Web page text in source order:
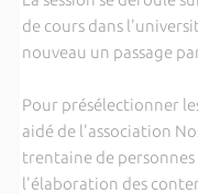
de cours dans
nouveau un passage
Pour présélectionner
aidé de l'association
trentaine de
l'élaboration des